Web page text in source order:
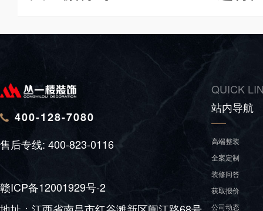
400-128-7080
售后专线: 400-823-0116
赣ICP备12001929号-2
QUICK
站内导航
高端整装
全案定制
装修问答
获取报价
公司动态